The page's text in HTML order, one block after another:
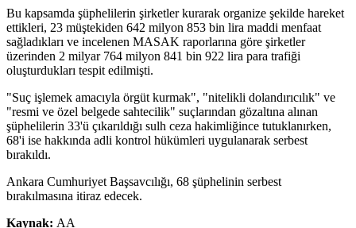
Bu kapsamda şüphelilerin şirketler kurarak organize şekilde hareket
ettikleri, 23 müştekiden 642 milyon 853 bin lira maddi menfaat
sağladıkları ve incelenen MASAK raporlarına göre şirketler
üzerinden 2 milyar 764 milyon 841 bin 922 lira para trafiği
oluşturdukları tespit edilmişti.
"Suç işlemek amacıyla örgüt kurmak", "nitelikli dolandırıcılık" ve
"resmi ve özel belgede sahtecilik" suçlarından gözaltına alınan
şüphelilerin 33'ü çıkarıldığı sulh ceza hakimliğince tutuklanırken,
68'i ise hakkında adli kontrol hükümleri uygulanarak serbest
bırakıldı.
Ankara Cumhuriyet Başsavcılığı, 68 şüphelinin serbest
bırakılmasına itiraz edecek.
Kaynak: AA